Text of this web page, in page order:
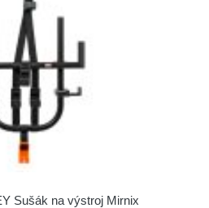
Sušák na výstroj Mirnix